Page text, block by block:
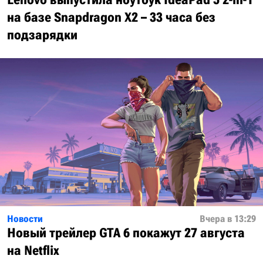
на базе Snapdragon X2 – 33 часа без
подзарядки
Новости Вчера в 13:29
Новый трейлер GTA 6 покажут 27 августа
на Netflix